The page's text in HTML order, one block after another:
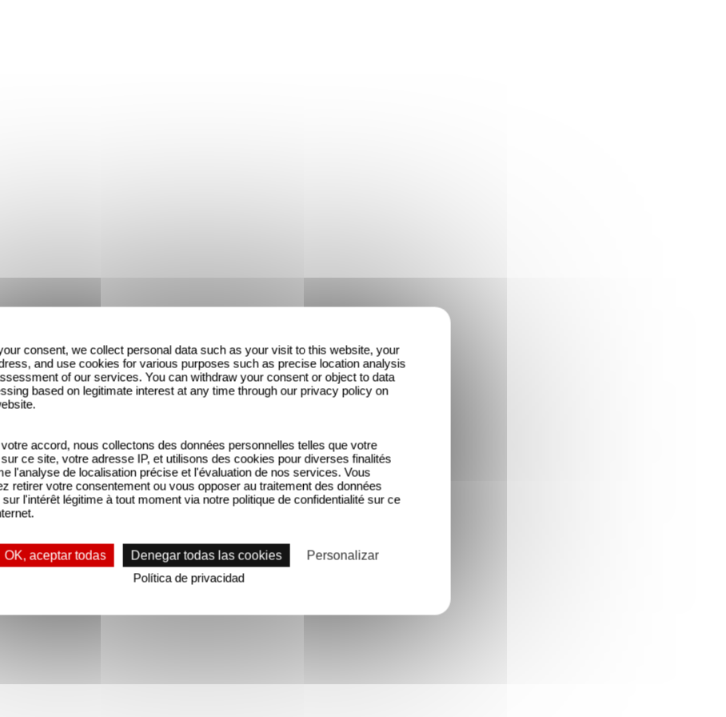
consent, we collect personal data such as your visit to this website, your
and use cookies for various purposes such as precise location analysis
of our services. You can withdraw your consent or object to data
based on legitimate interest at any time through our privacy policy on
accord, nous collectons des données personnelles telles que votre
ce site, votre adresse IP, et utilisons des cookies pour diverses finalités
l'analyse de localisation précise et l'évaluation de nos services. Vous
retirer votre consentement ou vous opposer au traitement des données
sur l'intérêt légitime à tout moment via notre politique de confidentialité sur ce
OK, aceptar todas Denegar todas las cookies
Personalizar
Política de privacidad